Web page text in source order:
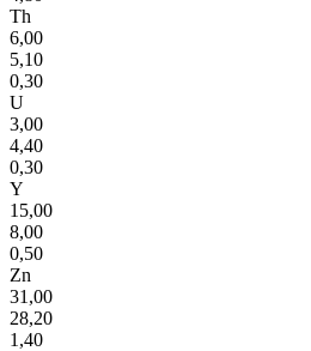
Th
6,00
5,10
0,30
U
3,00
4,40
0,30
Y
15,00
8,00
0,50
Zn
31,00
28,20
1,40